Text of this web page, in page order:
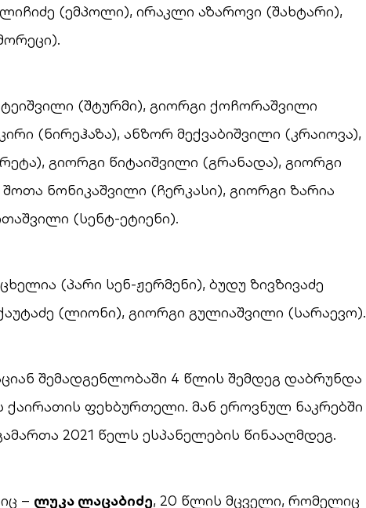
(ემპოლი), ირაკლი აზაროვი (შახტარი),
(შტურმი), გიორგი ქოჩორაშვილი
(ნირეჰაზა), ანზორ მექვაბიშვილი (კრაიოვა),
გიორგი წიტაიშვილი (გრანადა), გიორგი
ნონიკაშვილი (ჩერკასი), გიორგი ზარია
(სენტ-ეტიენი).
(პარი სენ-ჟერმენი), ბუდუ ზივზივაძე
(ლიონი), გიორგი გულიაშვილი (სარაევო).
შემადგენლობაში 4 წლის შემდეგ დაბრუნდა
ქაირათის ფეხბურთელი. მან ეროვნულ ნაკრებში
2021 წელს ესპანელების წინააღმდეგ.
– ლუკა ლაცაბიძე, 20 წლის მცველი, რომელიც